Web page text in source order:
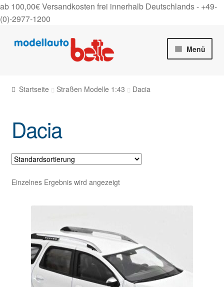
ab 100,00€ Versandkosten frei innerhalb Deutschlands - +49-
(0)-2977-1200
Zur
Zum
Menü
Gutscheine
Über uns
On Tour
Kontakt
Startseite Straßen Modelle 1:43 Dacia
Dacia
Einzelnes Ergebnis wird angezeigt